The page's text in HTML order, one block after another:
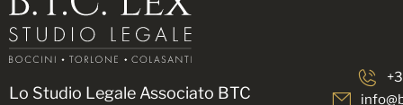
Lo Studio Legale Associato BTC